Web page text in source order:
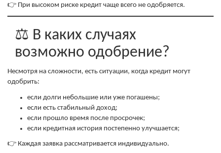
👉 При высоком риске кредит чаще всего не одобряется.
⚖️ В каких случаях
возможно одобрение?
Несмотря на сложности, есть ситуации, когда кредит могут
одобрить:
если долги небольшие или уже погашены;
если есть стабильный доход;
если прошло время после просрочек;
если кредитная история постепенно улучшается;
👉 Каждая заявка рассматривается индивидуально.